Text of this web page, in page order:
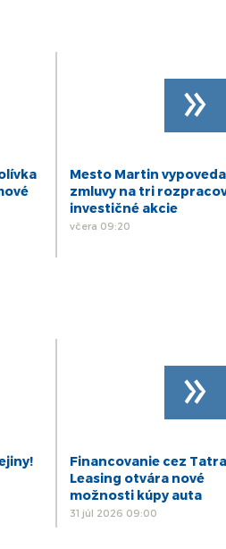
Mesto Martin
zmluvy na tri
investičné akcie
včera 09:20
»
Financovanie cez Tatra
Leasing otvára nové
možnosti kúpy auta
31 júl 2026 09:00
»